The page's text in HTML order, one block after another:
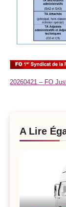
20260421 – FO
A Lire